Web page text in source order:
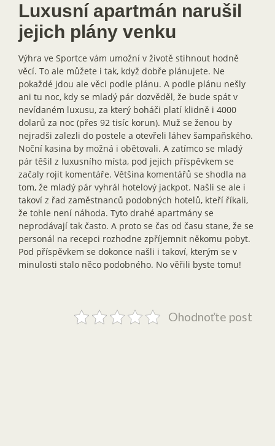
Luxusní apartmán narušil
jejich plány venku
Výhra ve Sportce vám umožní v životě stihnout hodně
věcí. To ale můžete i tak, když dobře plánujete. Ne
pokaždé jdou ale věci podle plánu. A podle plánu nešly
ani tu noc, kdy se mladý pár dozvěděl, že bude spát v
nevídaném luxusu, za který boháči platí klidně i 4000
dolarů za noc (přes 92 tisíc korun). Muž se ženou by
nejradši zalezli do postele a otevřeli láhev šampaňského.
Noční kasina by možná i obětovali. A zatímco se mladý
pár těšil z luxusního místa, pod jejich příspěvkem se
začaly rojit komentáře. Většina komentářů se shodla na
tom, že mladý pár vyhrál hotelový jackpot. Našli se ale i
takoví z řad zaměstnanců podobných hotelů, kteří říkali,
že tohle není náhoda. Tyto drahé apartmány se
neprodávají tak často. A proto se čas od času stane, že se
personál na recepci rozhodne zpříjemnit někomu pobyt.
Pod příspěvkem se dokonce našli i takoví, kterým se v
minulosti stalo něco podobného. No věřili byste tomu!
Ohodnoťte post